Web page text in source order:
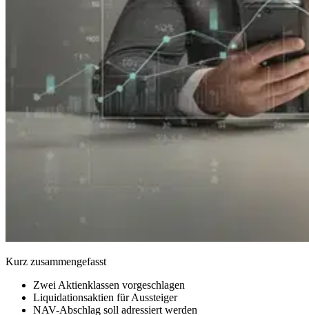
Kurz zusammengefasst
Zwei Aktienklassen vorgeschlagen
Liquidationsaktien für Aussteiger
NAV-Abschlag soll adressiert werden